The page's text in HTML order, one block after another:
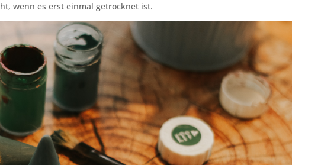
wenn es erst einmal getrocknet ist.